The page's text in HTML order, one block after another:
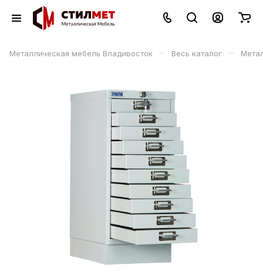
Металлическая мебель Владивосток – Весь каталог –